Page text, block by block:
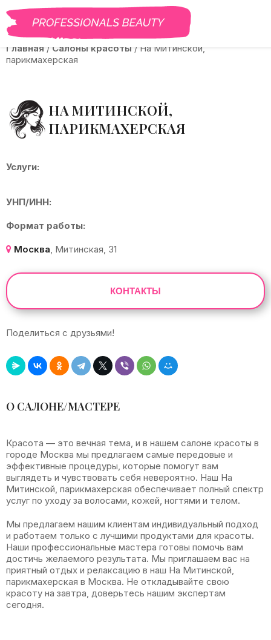
BEAUTY PRO САЛОНЫ ВАКАНСИИ КУРСЫ
Главная / Салоны красоты / На Митинской,
парикмахерская
НА МИТИНСКОЙ,
ПАРИКМАХЕРСКАЯ
Услуги:
УНП/ИНН:
Формат работы:
Москва, Митинская, 31
КОНТАКТЫ
Поделиться с друзьями!
−
О САЛОНЕ/МАСТЕРЕ
Красота — это вечная тема, и в нашем салоне красоты в
городе Москва мы предлагаем самые передовые и
эффективные процедуры, которые помогут вам
выглядеть и чувствовать себя невероятно. Наш На
Митинской, парикмахерская обеспечивает полный спектр
услуг по уходу за волосами, кожей, ногтями и телом.
Мы предлагаем нашим клиентам индивидуальный подход
и работаем только с лучшими продуктами для красоты.
Наши профессиональные мастера готовы помочь вам
достичь желаемого результата. Мы приглашаем вас на
приятный отдых и релаксацию в наш На Митинской,
парикмахерская в Москва. Не откладывайте свою
красоту на завтра, доверьтесь нашим экспертам
сегодня.